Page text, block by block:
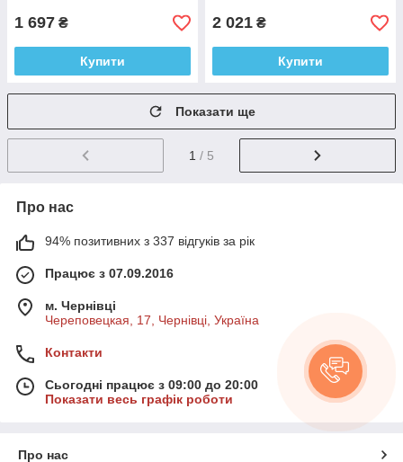
1 697 ₴
Купити
2 021 ₴
Купити
Показати ще
1 / 5
Про нас
94% позитивних з 337 відгуків за рік
Працює з 07.09.2016
м. Чернівці
Череповецкая, 17, Чернівці, Україна
Контакти
Сьогодні працює з 09:00 до 20:00
Показати весь графік роботи
Про нас